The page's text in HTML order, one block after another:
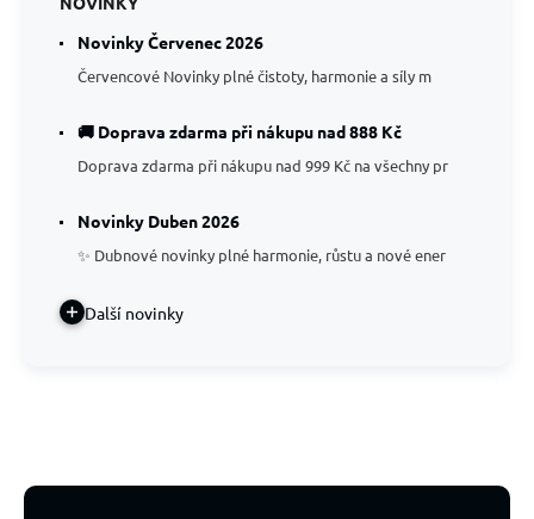
Novinky Červenec 2026
Červencové Novinky plné čistoty, harmonie a síly m
🚚 Doprava zdarma při nákupu nad 888 Kč
Doprava zdarma při nákupu nad 999 Kč na všechny pr
Novinky Duben 2026
✨ Dubnové novinky plné harmonie, růstu a nové ener
Další novinky